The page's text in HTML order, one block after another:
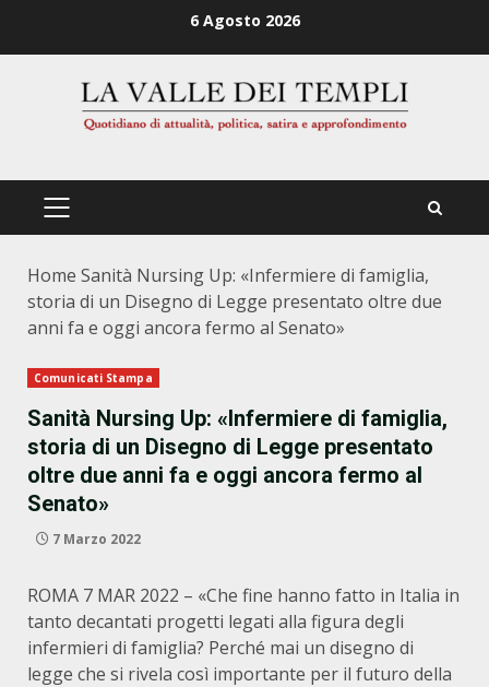
6 Agosto 2026
PRIMÄRES
Home Sanità Nursing Up: «Infermiere di famiglia,
storia di un Disegno di Legge presentato oltre due
anni fa e oggi ancora fermo al Senato»
Comunicati Stampa
Sanità Nursing Up: «Infermiere di famiglia,
storia di un Disegno di Legge presentato
oltre due anni fa e oggi ancora fermo al
Senato»
7 Marzo 2022
ROMA 7 MAR 2022 – «Che fine hanno fatto in Italia in
tanto decantati progetti legati alla figura degli
infermieri di famiglia? Perché mai un disegno di
legge che si rivela così importante per il futuro della